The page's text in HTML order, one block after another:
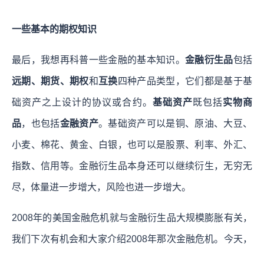
一些基本的期权知识
最后，我想再科普一些金融的基本知识。 金融衍生品包括
远期、期货、期权和互换四种产品类型，它们都是基于基
础资产之上设计的协议或合约。 基础资产既包括实物商
品，也包括金融资产。基础资产可以是铜、原油、大豆、
小麦、棉花、黄金、白银，也可以是股票、利率、外汇、
指数、信用等。金融衍生品本身还可以继续衍生，无穷无
尽，体量进一步增大，风险也进一步增大。
2008年的美国金融危机就与金融衍生品大规模膨胀有关，
我们下次有机会和大家介绍2008年那次金融危机。今天，